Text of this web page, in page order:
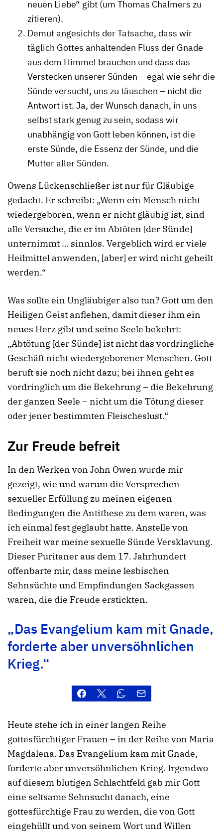
neuen Liebe“ gibt (um Thomas Chalmers zu
zitieren).
Demut angesichts der Tatsache, dass wir
täglich Gottes anhaltenden Fluss der Gnade
aus dem Himmel brauchen und dass das
Verstecken unserer Sünden – egal wie sehr die
Sünde versucht, uns zu täuschen – nicht die
Antwort ist. Ja, der Wunsch danach, in uns
selbst stark genug zu sein, sodass wir
unabhängig von Gott leben können, ist die
erste Sünde, die Essenz der Sünde, und die
Mutter aller Sünden.
Owens Lückenschließer ist nur für Gläubige
gedacht. Er schreibt: „Wenn ein Mensch nicht
wiedergeboren, wenn er nicht gläubig ist, sind
alle Versuche, die er im Abtöten [der Sünde]
unternimmt … sinnlos. Vergeblich wird er viele
Heilmittel anwenden, [aber] er wird nicht geheilt
werden.“
Was sollte ein Ungläubiger also tun? Gott um den
Heiligen Geist anflehen, damit dieser ihm ein
neues Herz gibt und seine Seele bekehrt:
„Abtötung [der Sünde] ist nicht das vordringliche
Geschäft nicht wiedergeborener Menschen. Gott
beruft sie noch nicht dazu; bei ihnen geht es
vordringlich um die Bekehrung – die Bekehrung
der ganzen Seele – nicht um die Tötung dieser
oder jener bestimmten Fleischeslust.“
Zur Freude befreit
In den Werken von John Owen wurde mir
gezeigt, wie und warum die Versprechen
sexueller Erfüllung zu meinen eigenen
Bedingungen die Antithese zu dem waren, was
ich einmal fest geglaubt hatte. Anstelle von
Freiheit war meine sexuelle Sünde Versklavung.
Dieser Puritaner aus dem 17. Jahrhundert
offenbarte mir, dass meine lesbischen
Sehnsüchte und Empfindungen Sackgassen
waren, die die Freude erstickten.
„Das Evangelium kam mit Gnade,
forderte aber unversöhnlichen
Krieg.“
Heute stehe ich in einer langen Reihe
gottesfürchtiger Frauen – in der Reihe von Maria
Magdalena. Das Evangelium kam mit Gnade,
forderte aber unversöhnlichen Krieg. Irgendwo
auf diesem blutigen Schlachtfeld gab mir Gott
eine seltsame Sehnsucht danach, eine
gottesfürchtige Frau zu werden, die von Gott
eingehüllt und von seinem Wort und Willen